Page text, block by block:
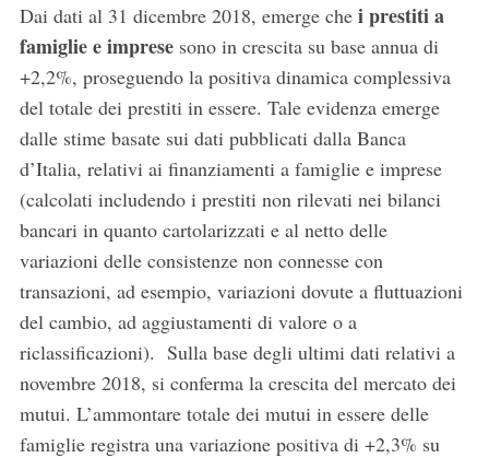
Dai dati al 31 dicembre 2018, emerge chei prestiti a
famiglie e impresesono in crescita su base annua di
+2,2%, proseguendo la positiva dinamica complessiva
del totale dei prestiti in essere. Tale evidenza emerge
dalle stime basate sui dati pubblicati dalla Banca
d’Italia, relativi ai finanziamenti a famiglie e imprese
(calcolati includendo i prestiti non rilevati nei bilanci
bancari in quanto cartolarizzati e al netto delle
variazioni delle consistenze non connesse con
transazioni, ad esempio, variazioni dovute a fluttuazioni
del cambio, ad aggiustamenti di valore o a
riclassificazioni). Sulla base degli ultimi dati relativi a
novembre 2018, si conferma la crescita del mercato dei
mutui. L’ammontare totale dei mutui in essere delle
famiglie registra una variazione positiva di +2,3% su